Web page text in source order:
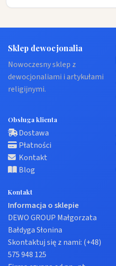
Sklep dewocjonalia
Nowoczesny sklep z
dewocjonaliami i artykułami
religijnymi.
Obsługa klienta
Dostawa
Płatności
Kontakt
Blog
Kontakt
Informacja o sklepie
DEWO GROUP Małgorzata
Bałdyga Słonina
Skontaktuj się z nami: (+48)
575 948 125